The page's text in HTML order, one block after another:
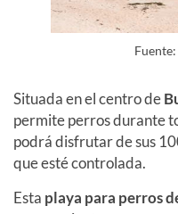
Situada en el centro de
permite perros durante
podrá disfrutar de sus
que esté controlada.
Esta playa para perros